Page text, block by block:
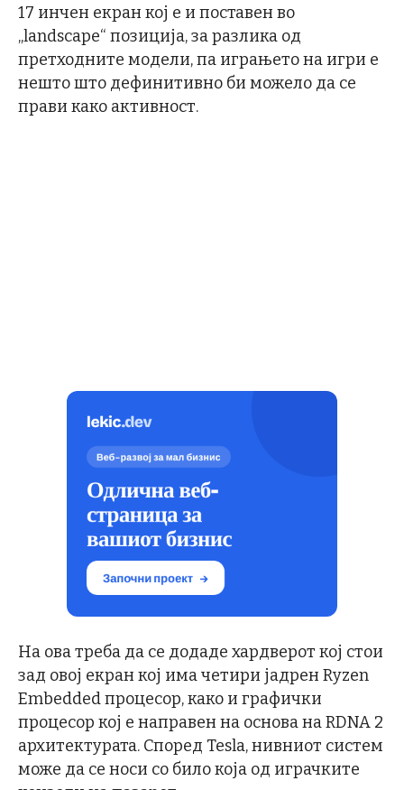
17 инчен екран кој е и поставен во
„landscape“ позиција, за разлика од
претходните модели, па играњето на игри е
нешто што дефинитивно би можело да се
прави како активност.
На ова треба да се додаде хардверот кој стои
зад овој екран кој има четири јадрен Ryzen
Embedded процесор, како и графички
процесор кој е направен на основа на RDNA 2
архитектурата. Според Tesla, нивниот систем
може да се носи со било која од играчките